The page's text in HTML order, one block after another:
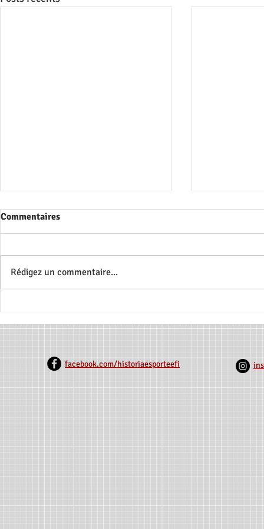
Équestre Paralympique -
Rio Grande
Commentaires
Rédigez un commentaire...
facebook.com/historiaesporteefi